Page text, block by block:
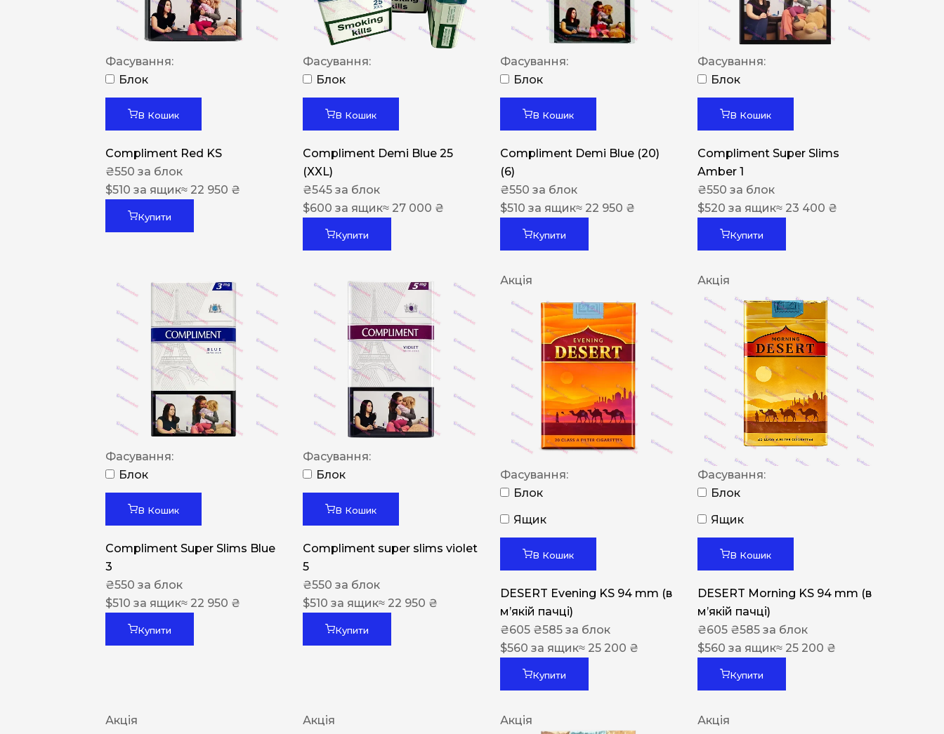
Фасування:
Блок
В Кошик
Compliment Red KS
₴550 за блок
$510 за ящик≈ 22 950 ₴
Купити
Фасування:
Блок
В Кошик
Compliment Demi Blue 25
(XXL)
₴545 за блок
$600 за ящик≈ 27 000 ₴
Купити
Фасування:
Блок
В Кошик
Compliment Demi Blue (20)
(6)
₴550 за блок
$510 за ящик≈ 22 950 ₴
Купити
Фасування:
Блок
В Кошик
Compliment Super Slims
Amber 1
₴550 за блок
$520 за ящик≈ 23 400 ₴
Купити
Фасування:
Блок
В Кошик
Compliment Super Slims Blue
3
₴550 за блок
$510 за ящик≈ 22 950 ₴
Купити
Фасування:
Блок
В Кошик
Compliment super slims violet
5
₴550 за блок
$510 за ящик≈ 22 950 ₴
Купити
Акція
Фасування:
Блок
Ящик
В Кошик
DESERT Evening KS 94 mm (в
мʼякій пачці)
₴605 ₴585 за блок
$560 за ящик≈ 25 200 ₴
Купити
Акція
Фасування:
Блок
Ящик
В Кошик
DESERT Morning KS 94 mm (в
мʼякій пачці)
₴605 ₴585 за блок
$560 за ящик≈ 25 200 ₴
Купити
Акція Акція Акція Акція